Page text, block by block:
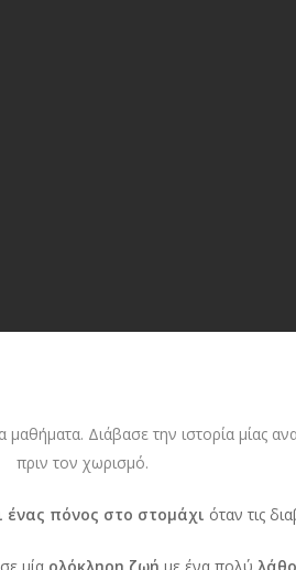
Διάβασε την ιστορία μίας
πριν τον χωρισμό.
ένας πόνος στο στομάχι όταν τις